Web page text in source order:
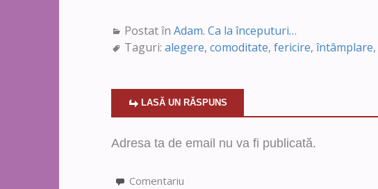
Postat în Adam. Ca la începuturi…
Taguri: alegere, comoditate, fericire, întâmplare,
LASĂ UN RĂSPUNS
Adresa ta de email nu va fi publicată.
Comentariu